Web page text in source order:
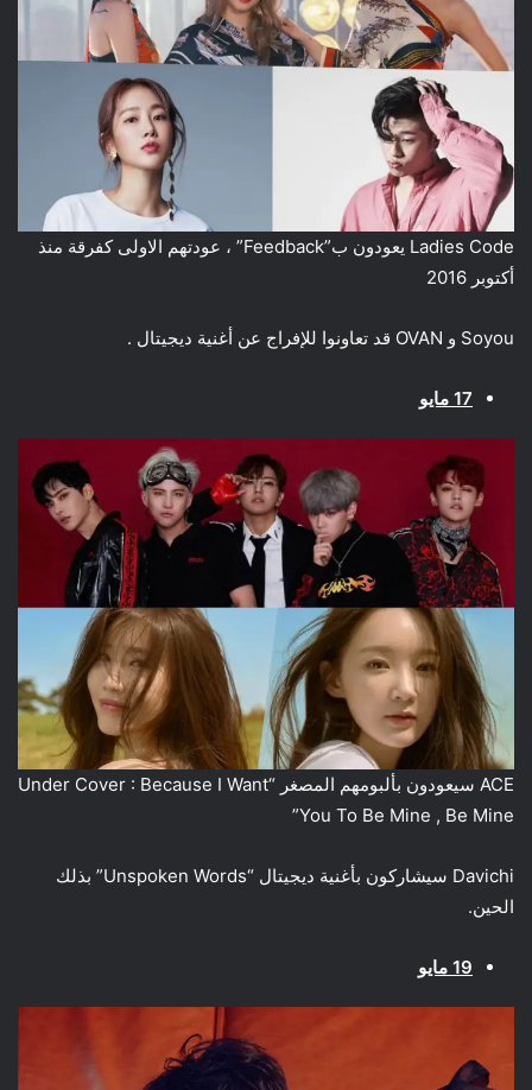
Ladies Code يعودون ب”Feedback” ، عودتهم الاولى كفرقة منذ
أكتوبر 2016
Soyou و OVAN قد تعاونوا للإفراج عن أغنية ديجيتال .
17 مايو
ACE سيعودون بألبومهم المصغر “Under Cover : Because I Want
You To Be Mine , Be Mine”
Davichi سيشاركون بأغنية ديجيتال “Unspoken Words” بذلك
الحين.
19 مايو